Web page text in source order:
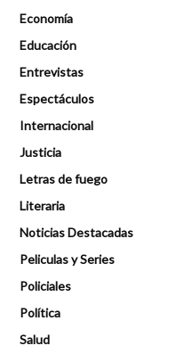
Economía
Educación
Entrevistas
Espectáculos
Internacional
Justicia
Letras de fuego
Literaria
Noticias Destacadas
Peliculas y Series
Policiales
Política
Salud